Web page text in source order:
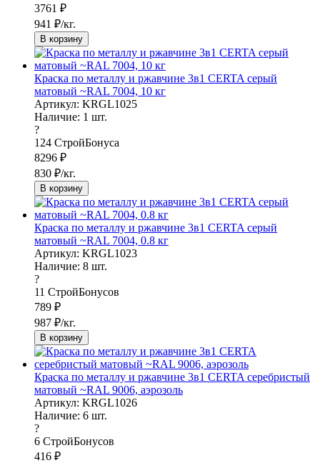
3761 ₽
941 ₽/кг.
В корзину
Краска по металлу и ржавчине 3в1 CERTA серый
матовый ~RAL 7004, 10 кг
Артикул: KRGL1025
Наличие: 1 шт.
?
124 СтройБонуса
8296 ₽
830 ₽/кг.
В корзину
Краска по металлу и ржавчине 3в1 CERTA серый
матовый ~RAL 7004, 0.8 кг
Артикул: KRGL1023
Наличие: 8 шт.
?
11 СтройБонусов
789 ₽
987 ₽/кг.
В корзину
Краска по металлу и ржавчине 3в1 CERTA серебристый
матовый ~RAL 9006, аэрозоль
Артикул: KRGL1026
Наличие: 6 шт.
?
6 СтройБонусов
416 ₽